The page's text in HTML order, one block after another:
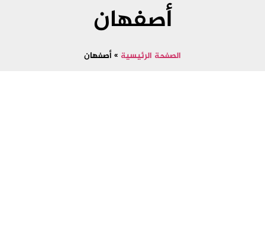
أصفهان
الصفحة الرئيسية » أصفهان